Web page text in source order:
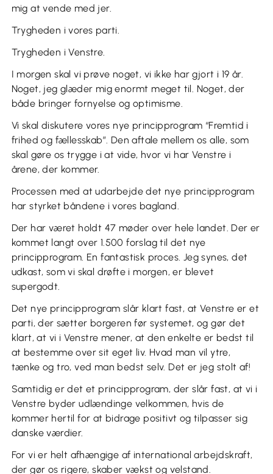
mig at vende med jer.
Trygheden i vores parti.
Trygheden i Venstre.
I morgen skal vi prøve noget, vi ikke har gjort i 19 år.
Noget, jeg glæder mig enormt meget til. Noget, der
både bringer fornyelse og optimisme.
Vi skal diskutere vores nye principprogram “Fremtid i
frihed og fællesskab”. Den aftale mellem os alle, som
skal gøre os trygge i at vide, hvor vi har Venstre i
årene, der kommer.
Processen med at udarbejde det nye principprogram
har styrket båndene i vores bagland.
Der har været holdt 47 møder over hele landet. Der er
kommet langt over 1.500 forslag til det nye
principprogram. En fantastisk proces. Jeg synes, det
udkast, som vi skal drøfte i morgen, er blevet
supergodt.
Det nye principprogram slår klart fast, at Venstre er et
parti, der sætter borgeren før systemet, og gør det
klart, at vi i Venstre mener, at den enkelte er bedst til
at bestemme over sit eget liv. Hvad man vil ytre,
tænke og tro, ved man bedst selv. Det er jeg stolt af!
Samtidig er det et principprogram, der slår fast, at vi i
Venstre byder udlændinge velkommen, hvis de
kommer hertil for at bidrage positivt og tilpasser sig
danske værdier.
For vi er helt afhængige af international arbejdskraft,
der gør os rigere, skaber vækst og velstand.